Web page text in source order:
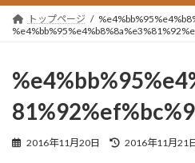
トップページ
2016年11月20日
最
2016年11月21